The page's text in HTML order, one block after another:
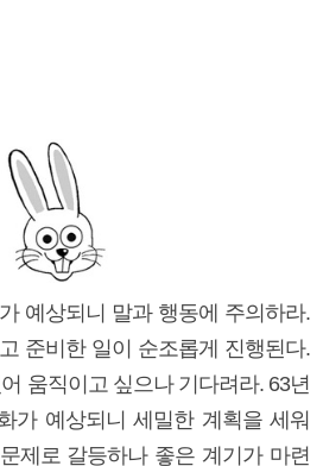
예상되니 말과 행동에 주의하라.
준비한 일이 순조롭게 진행된다.
움직이고 싶으나 기다려라. 63년
가 예상되니 세밀한 계획을 세워
제로 갈등하나 좋은 계기가 마련